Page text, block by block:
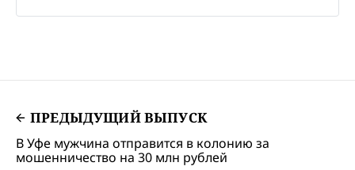
ПРЕДЫДУЩИЙ ВЫПУСК
В Уфе мужчина отправится в колонию за
мошенничество на 30 млн рублей